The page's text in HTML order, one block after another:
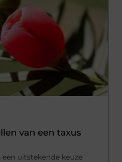
van een taxus
uitstekende keuze